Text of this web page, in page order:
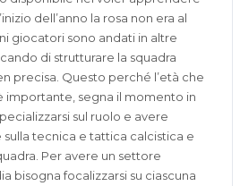
dell’anno la rosa non era al
giocatori sono andati in altre
di strutturare la squadra
precisa. Questo perché l’età che
importante, segna il momento in
sul ruolo e avere
tecnica e tattica calcistica e
Per avere un settore
bisogna focalizzarsi su ciascuna